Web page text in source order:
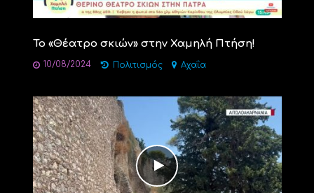
Το «Θέατρο σκιών» στην Χαμηλή Πτήση!
10/08/2024 Πολιτισμός Αχαΐα